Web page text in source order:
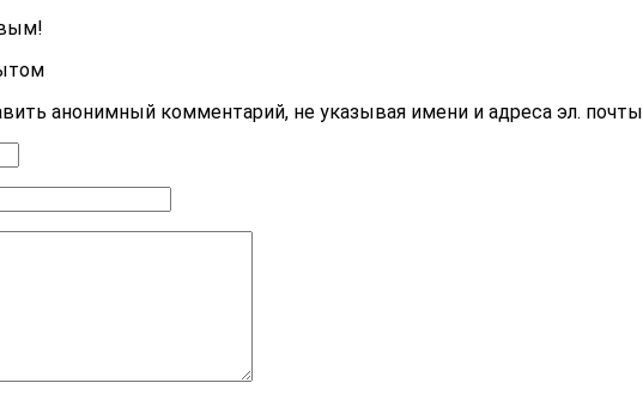
анонимный комментарий, не указывая имени и адреса эл. почты